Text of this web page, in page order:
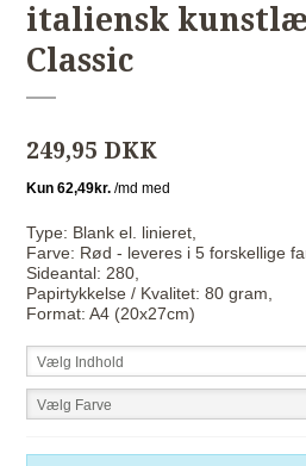
italiensk
Classic
249,95 DKK
Type: Blank el. linieret,
Farve: Rød - leveres i 5 forskellige
Sideantal: 280,
Papirtykkelse / Kvalitet: 80 gram,
Format: A4 (20x27cm)
Vælg Indhold
Vælg Farve